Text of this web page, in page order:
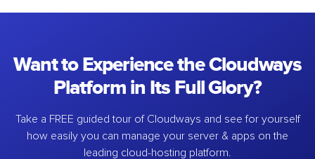
Want to Experience the Cloudways
Platform in Its Full Glory?
Take a FREE guided tour of Cloudways and see for yourself
how easily you can manage your server & apps on the
leading cloud-hosting platform.